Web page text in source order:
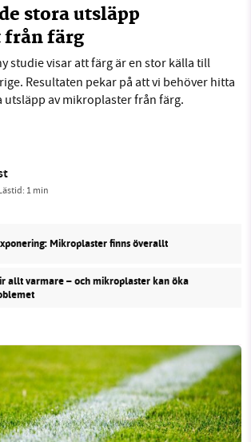
stora utsläpp
färg
studie visar att färg är en stor källa till
Resultaten pekar på att vi behöver hitta
utsläpp av mikroplaster från färg.
1 min
Mikroplaster finns överallt
allt varmare – och mikroplaster kan öka